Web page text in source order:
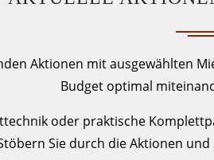
Aktionen mit ausgewählten
Budget optimal
oder praktische
Sie durch die Aktionen